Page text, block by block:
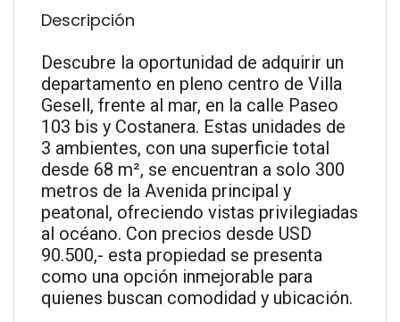
Descripción
Descubre la oportunidad de adquirir un
departamento en pleno centro de Villa
Gesell, frente al mar, en la calle Paseo
103 bis y Costanera. Estas unidades de
3 ambientes, con una superficie total
desde 68 m², se encuentran a solo 300
metros de la Avenida principal y
peatonal, ofreciendo vistas privilegiadas
al océano. Con precios desde USD
90.500,- esta propiedad se presenta
como una opción inmejorable para
quienes buscan comodidad y ubicación.